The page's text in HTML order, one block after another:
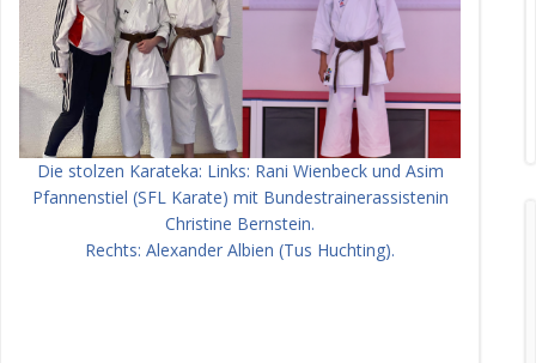
Die stolzen Karateka: Links: Rani Wienbeck und Asim
Pfannenstiel (SFL Karate) mit Bundestrainerassistenin
Christine Bernstein.
Rechts: Alexander Albien (Tus Huchting).